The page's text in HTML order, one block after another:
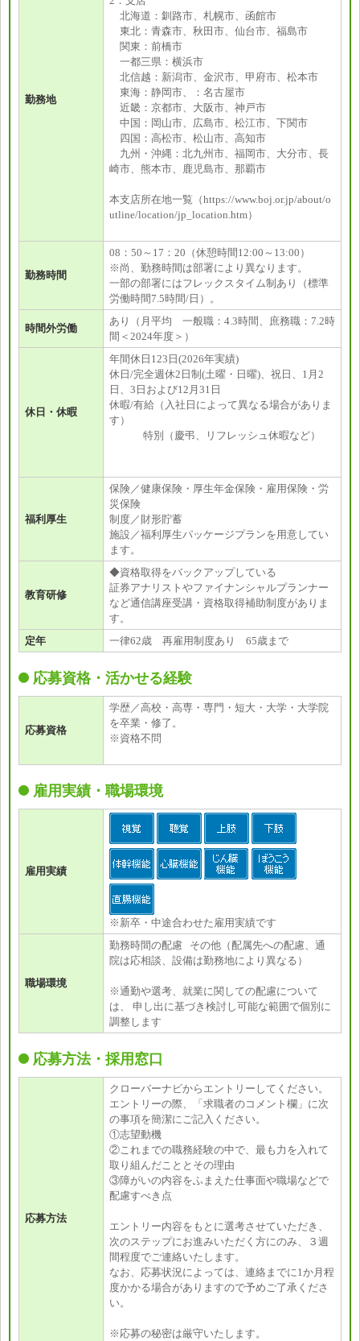
勤務地
北海道：釧路市、札幌市、函館市
東北：青森市、秋田市、仙台市、福島市
関東：前橋市
一都三県：横浜市
北信越：新潟市、金沢市、甲府市、松本市
東海：静岡市、：名古屋市
近畿：京都市、大阪市、神戸市
中国：岡山市、広島市、松江市、下関市
四国：高松市、松山市、高知市
九州・沖縄：北九州市、福岡市、大分市、長
崎市、熊本市、鹿児島市、那覇市
本支店所在地一覧（https://www.boj.or.jp/about/o
utline/location/jp_location.htm）
勤務時間
08：50～17：20（休憩時間12:00～13:00）
※尚、勤務時間は部署により異なります。
一部の部署にはフレックスタイム制あり（標準
労働時間7.5時間/日）。
時間外労働
あり（月平均 一般職：4.3時間、庶務職：7.2時
間＜2024年度＞）
休日・休暇
年間休日123日(2026年実績)
休日/完全週休2日制(土曜・日曜)、祝日、1月2
日、3日および12月31日
休暇/有給（入社日によって異なる場合がありま
す）
特別（慶弔、リフレッシュ休暇など）
福利厚生
保険／健康保険・厚生年金保険・雇用保険・労
災保険
制度／財形貯蓄
施設／福利厚生パッケージプランを用意してい
ます。
教育研修
◆資格取得をバックアップしている
証券アナリストやファイナンシャルプランナー
など通信講座受講・資格取得補助制度がありま
す。
定年
一律62歳 再雇用制度あり 65歳まで
応募資格・活かせる経験
応募資格
学歴／高校・高専・専門・短大・大学・大学院
を卒業・修了。
※資格不問
雇用実績・職場環境
雇用実績
※新卒・中途合わせた雇用実績です
職場環境
勤務時間の配慮 その他（配属先への配慮、通
院は応相談、設備は勤務地により異なる）
※通勤や選考、就業に関しての配慮について
は、 申し出に基づき検討し可能な範囲で個別に
調整します
応募方法・採用窓口
応募方法
クローバーナビからエントリーしてください。
エントリーの際、「求職者のコメント欄」に次
の事項を簡潔にご記入ください。
①志望動機
②これまでの職務経験の中で、最も力を入れて
取り組んだこととその理由
③障がいの内容をふまえた仕事面や職場などで
配慮すべき点
エントリー内容をもとに選考させていただき、
次のステップにお進みいただく方にのみ、３週
間程度でご連絡いたします。
なお、応募状況によっては、連絡までに1か月程
度かかる場合がありますので予めご了承くださ
い。
※応募の秘密は厳守いたします。